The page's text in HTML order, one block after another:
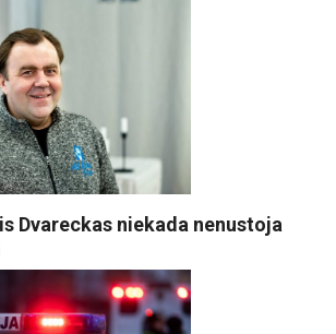
Dvareckas niekada nenustoja